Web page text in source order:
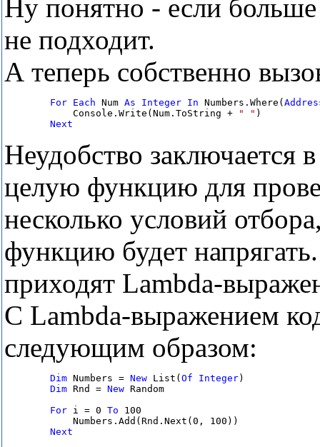
Ну понятно - если
не подходит.
А теперь собственно
For Each Num As Integer In Numbers.Where(
            Console.Write(Num.ToString +
" " )
Next
Неудобство заключается
целую функцию для
несколько условий
функцию будет
приходят Lambda-
С Lambda-выражением
следующим образом:
Dim Numbers = New List( Of Integer)
Dim Rnd = New Random
For i = 0 To 100
            Numbers.Add(Rnd.Next(0, 100))
Next